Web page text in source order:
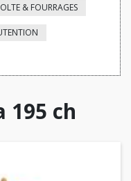
& FOURRAGES
195 ch